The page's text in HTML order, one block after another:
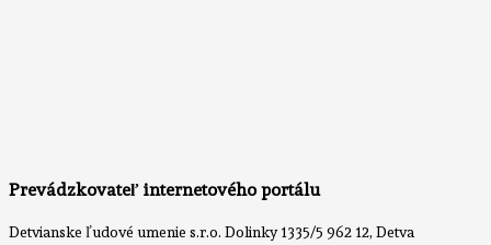
Prevádzkovateľ internetového portálu
Detvianske ľudové umenie s.r.o. Dolinky 1335/5 962 12, Detva